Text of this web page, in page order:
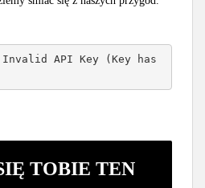
Invalid API Key (Key has
TOBIE TEN